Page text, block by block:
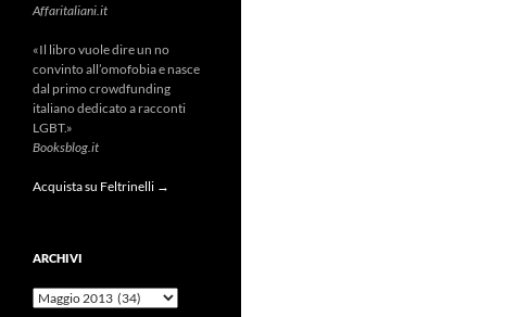
Affaritaliani.it
«Il libro vuole dire un no
convinto all’omofobia e nasce
dal primo crowdfunding
italiano dedicato a racconti
LGBT.»
Booksblog.it
Acquista su Feltrinelli →
ARCHIVI
Archivi